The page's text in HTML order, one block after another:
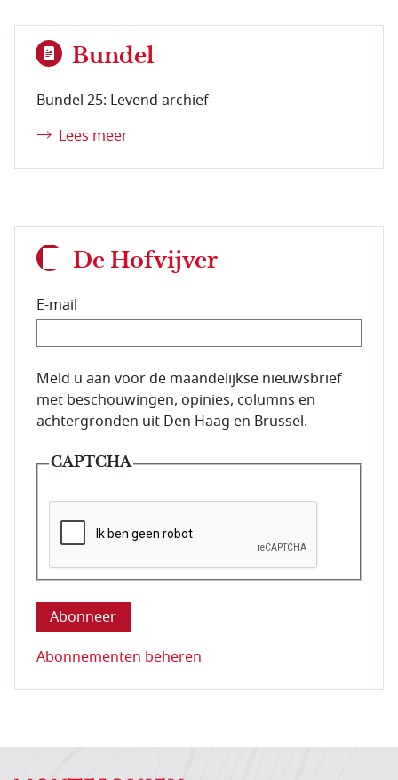
Bundel
Bundel 25: Levend archief
Lees meer
De Hofvijver
E-mail
E-mailadres van de abonnee.
Meld u aan voor de maandelijkse nieuwsbrief
met beschouwingen, opinies, columns en
achtergronden uit Den Haag en Brussel.
CAPTCHA
Deze vraag is om te controleren dat u een mens
Abonnementen beheren